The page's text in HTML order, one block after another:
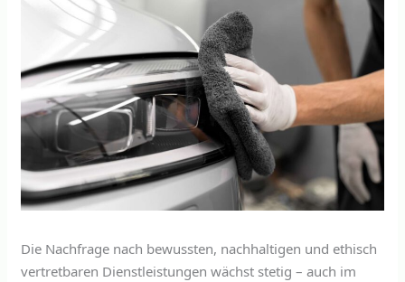
Die Nachfrage nach bewussten, nachhaltigen und ethisch
vertretbaren Dienstleistungen wächst stetig – auch im